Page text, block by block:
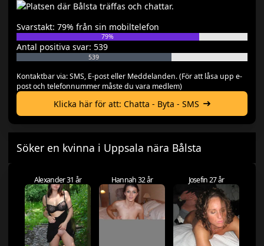
Svarstakt: 79% från sin mobiltelefon
79%
Antal positiva svar: 539
539
Kontaktbar via: SMS, E-post eller Meddelanden. (För att låsa upp e-
post och telefonnummer måste du vara medlem)
Klicka här för att: Chatta - Byta - SMS
Söker en kvinna i Uppsala nära Bålsta
Alexander 31 år Hannah 32 år Josefin 27 år